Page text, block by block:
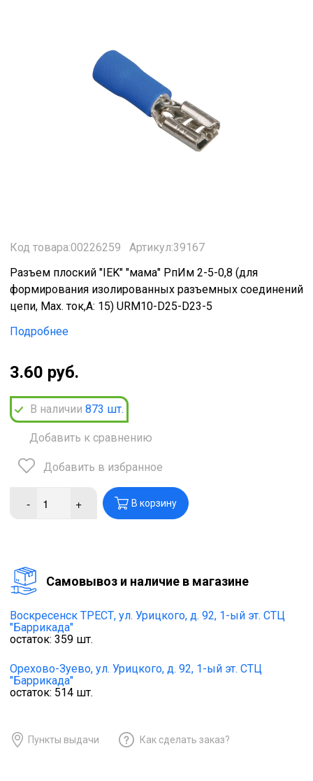
Код товара:00226259
Артикул:39167
Разъем плоский "IEK" "мама" РпИм 2-5-0,8 (для
формирования изолированных разъемных соединений
цепи, Мах. ток,А: 15) URM10-D25-D23-5
Подробнее
3.60 руб.
В наличии 873 шт.
Добавить к сравнению
Добавить в избранное
- + В корзину
Cамовывоз и наличие в магазине
Воскресенск ТРЕСТ, ул. Урицкого, д. 92, 1-ый эт. СТЦ
"Баррикада"
остаток: 359 шт.
Орехово-Зуево, ул. Урицкого, д. 92, 1-ый эт. СТЦ
"Баррикада"
остаток: 514 шт.
Пункты выдачи Как сделать заказ?